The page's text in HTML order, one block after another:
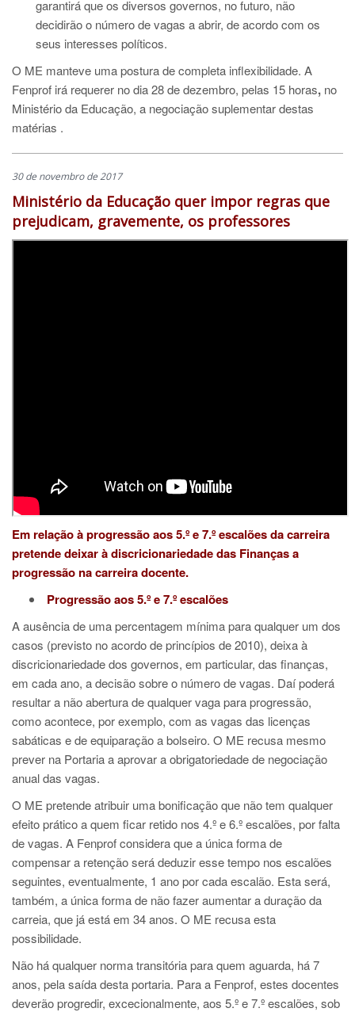
garantirá que os diversos governos, no futuro, não
decidirão o número de vagas a abrir, de acordo com os
seus interesses políticos.
O ME manteve uma postura de completa inflexibilidade. A
Fenprof irá requerer no dia 28 de dezembro, pelas 15 horas, no
Ministério da Educação, a negociação suplementar destas
matérias .
30 de novembro de 2017
Ministério da Educação quer impor regras que
prejudicam, gravemente, os professores
Em relação à progressão aos 5.º e 7.º escalões da carreira
pretende deixar à discricionariedade das Finanças a
progressão na carreira docente.
Progressão aos 5.º e 7.º escalões
A ausência de uma percentagem mínima para qualquer um dos
casos (previsto no acordo de princípios de 2010), deixa à
discricionariedade dos governos, em particular, das finanças,
em cada ano, a decisão sobre o número de vagas. Daí poderá
resultar a não abertura de qualquer vaga para progressão,
como acontece, por exemplo, com as vagas das licenças
sabáticas e de equiparação a bolseiro. O ME recusa mesmo
prever na Portaria a aprovar a obrigatoriedade de negociação
anual das vagas.
O ME pretende atribuir uma bonificação que não tem qualquer
efeito prático a quem ficar retido nos 4.º e 6.º escalões, por falta
de vagas. A Fenprof considera que a única forma de
compensar a retenção será deduzir esse tempo nos escalões
seguintes, eventualmente, 1 ano por cada escalão. Esta será,
também, a única forma de não fazer aumentar a duração da
carreia, que já está em 34 anos. O ME recusa esta
possibilidade.
Não há qualquer norma transitória para quem aguarda, há 7
anos, pela saída desta portaria. Para a Fenprof, estes docentes
deverão progredir, excecionalmente, aos 5.º e 7.º escalões, sob